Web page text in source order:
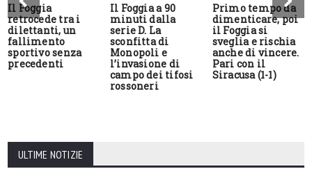
Il Foggia
retrocede tra i
dilettanti, un
fallimento
sportivo senza
precedenti
Il Foggia a 90
minuti dalla
serie D. La
sconfitta di
Monopoli e
l’invasione di
campo dei tifosi
rossoneri
Primo tempo da
dimenticare, poi
il Foggia si
sveglia e rischia
anche di vincere.
Pari con il
Siracusa (1-1)
ULTIME NOTIZIE